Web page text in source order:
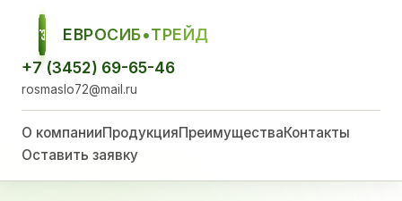
ЕСТ
ЕВРОСИБ•ТРЕЙД
+7 (3452) 69-65-46
rosmaslo72@mail.ru
О компанииПродукцияПреимуществаКонтакты
Оставить заявку